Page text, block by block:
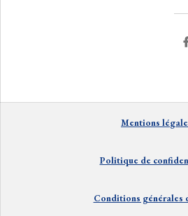
r
Mentions lé
Politique de
Conditions générales